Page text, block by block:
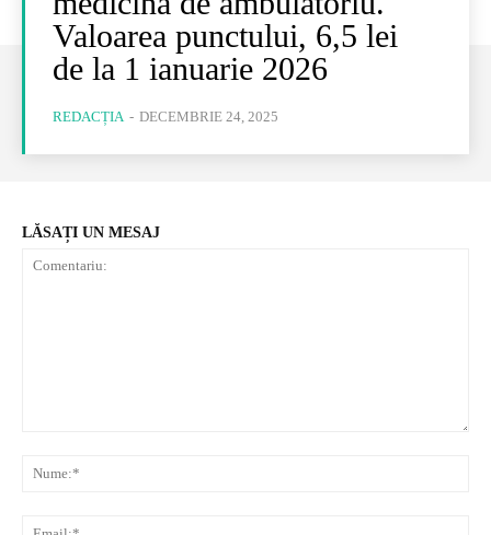
Valoarea punctului, 6,5 lei
de la 1 ianuarie 2026
REDACȚIA - DECEMBRIE 24, 2025
LĂSAȚI UN MESAJ